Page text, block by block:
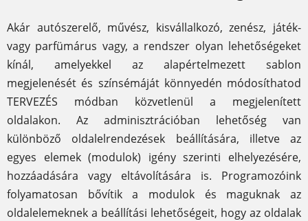
Akár autószerelő, művész, kisvállalkozó, zenész, játék-
vagy parfümárus vagy, a rendszer olyan lehetőségeket
kínál, amelyekkel az alapértelmezett sablon
megjelenését és színsémáját könnyedén módosíthatod
TERVEZÉS módban közvetlenül a megjelenített
oldalakon. Az adminisztrációban lehetőség van
különböző oldalelrendezések beállítására, illetve az
egyes elemek (modulok) igény szerinti elhelyezésére,
hozzáadására vagy eltávolítására is. Programozóink
folyamatosan bővítik a modulok és maguknak az
oldalelemeknek a beállítási lehetőségeit, hogy az oldalak